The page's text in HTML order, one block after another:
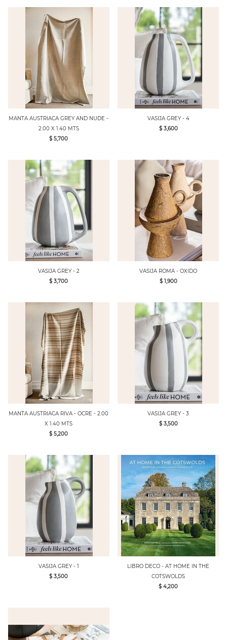
MANTA AUSTRIACA GREY AND NUDE -
2.00 X 1.40 MTS
$ 5,700
VASIJA GREY - 4
$ 3,600
VASIJA GREY - 2
$ 3,700
VASIJA ROMA - OXIDO
$ 1,900
MANTA AUSTRIACA RIVA - OCRE - 2.00
X 1.40 MTS
$ 5,200
VASIJA GREY - 3
$ 3,500
VASIJA GREY - 1
$ 3,500
LIBRO DECO - AT HOME IN THE
COTSWOLDS
$ 4,200